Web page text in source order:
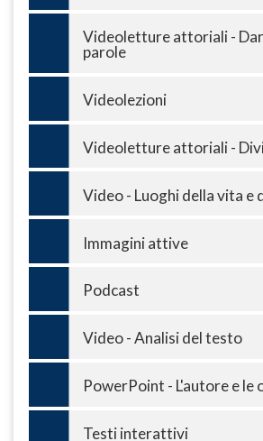
Videoletture attoriali -
parole
Videolezioni
Videoletture attoriali -
Video - Luoghi della vita e
Immagini attive
Podcast
Video - Analisi del testo
PowerPoint - L'autore e le
Testi interattivi